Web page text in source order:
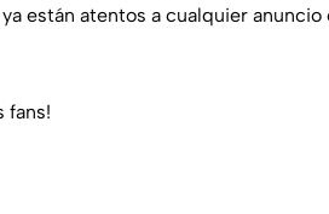
están atentos a cualquier
fans!